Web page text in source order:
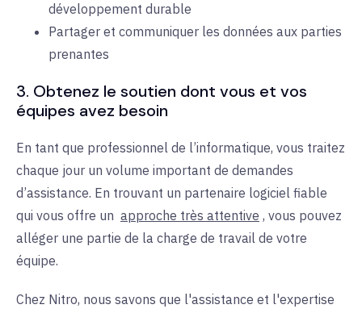
développement durable
Partager et communiquer les données aux parties
prenantes
3. Obtenez le soutien dont vous et vos
équipes avez besoin
En tant que professionnel de l’informatique, vous traitez
chaque jour un volume important de demandes
d’assistance. En trouvant un partenaire logiciel fiable
qui vous offre un approche très attentive , vous pouvez
alléger une partie de la charge de travail de votre
équipe.
Chez Nitro, nous savons que l'assistance et l'expertise